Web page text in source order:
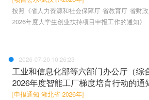
按照《省人力资源和社会保障厅 省教育厅 省财
2026年度大学生创业扶持项目申报工作的通知》
2026-07-20 10:26:23
工业和信息化部等六部门办公厅（综
2026年度智能工厂梯度培育行动的通
[申报通知-湖北省-2026年]